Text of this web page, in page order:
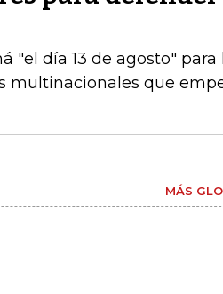
"el día 13 de agosto" para
multinacionales que
MÁS